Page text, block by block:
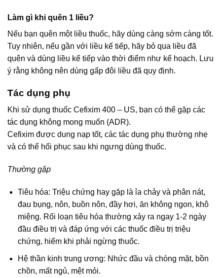
Làm gì khi quên 1 liều?
Nếu bạn quên một liều thuốc, hãy dùng càng sớm càng tốt.
Tuy nhiên, nếu gần với liều kế tiếp, hãy bỏ qua liều đã
quên và dùng liều kế tiếp vào thời điểm như kế hoạch. Lưu
ý rằng không nên dùng gấp đôi liều đã quy định.
Tác dụng phụ
Khi sử dụng thuốc Cefixim 400 – US, bạn có thể gặp các
tác dụng không mong muốn (ADR).
Cefixim được dung nạp tốt, các tác dụng phụ thường nhẹ
và có thể hổi phục sau khi ngưng dùng thuốc.
Thường gặp
Tiêu hóa: Triệu chứng hay gặp là ỉa chảy và phân nát,
đau bụng, nôn, buồn nôn, đầy hơi, ăn không ngon, khô
miệng. Rối loạn tiêu hóa thường xảy ra ngay 1-2 ngày
đầu điều trị và đáp ứng với các thuốc điều trị triệu
chứng, hiếm khi phải ngừng thuốc.
Hệ thần kinh trung ương: Nhức đầu và chóng mặt, bồn
chồn, mất ngủ, mệt mỏi.